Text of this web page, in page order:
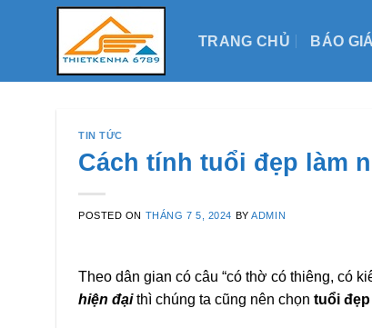
TRANG CHỦ BÁO GIÁ
TIN TỨC
Cách tính tuổi đẹp làm
POSTED ON THÁNG 7 5, 2024 BYADMIN
Theo dân gian có câu “có thờ có thiêng, có
hiện đạithì chúng ta cũng nên chọn tuổi đẹp